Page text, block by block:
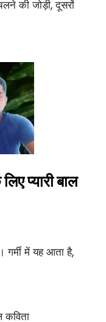
की जोड़ी, दूसरों
प्यारी बाल
गर्मी में यह आता है,